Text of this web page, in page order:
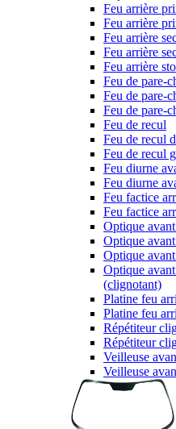
Feu arrière
Feu arrière
Feu arrière
Feu arrière
Feu arrière
Feu de pare-
Feu de pare-
Feu de pare-
Feu de recul
Feu de recul
Feu de recul
Feu diurne
Feu diurne
Feu factice
Feu factice
Optique
Optique
Optique
Optique
(clignotant)
Platine feu
Platine feu
Répétiteur
Répétiteur
Veilleuse
Veilleuse